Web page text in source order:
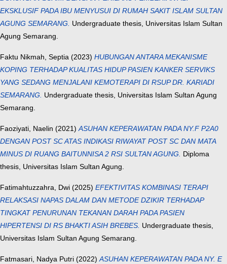
EKSKLUSIF PADA IBU MENYUSUI DI RUMAH SAKIT ISLAM SULTAN
AGUNG SEMARANG. Undergraduate thesis, Universitas Islam Sultan
Agung Semarang.
Faktu Nikmah, Septia (2023) HUBUNGAN ANTARA MEKANISME
KOPING TERHADAP KUALITAS HIDUP PASIEN KANKER SERVIKS
YANG SEDANG MENJALANI KEMOTERAPI DI RSUP DR. KARIADI
SEMARANG. Undergraduate thesis, Universitas Islam Sultan Agung
Semarang.
Faoziyati, Naelin (2021)ASUHAN KEPERAWATAN PADA NY.F P2A0
DENGAN POST SC ATAS INDIKASI RIWAYAT POST SC DAN MATA
MINUS DI RUANG BAITUNNISA 2 RSI SULTAN AGUNG. Diploma
thesis, Universitas Islam Sultan Agung.
Fatimahtuzzahra, Dwi (2025) EFEKTIVITAS KOMBINASI TERAPI
RELAKSASI NAPAS DALAM DAN METODE DZIKIR TERHADAP
TINGKAT PENURUNAN TEKANAN DARAH PADA PASIEN
HIPERTENSI DI RS BHAKTI ASIH BREBES. Undergraduate thesis,
Universitas Islam Sultan Agung Semarang.
Fatmasari, Nadya Putri (2022)ASUHAN KEPERAWATAN PADA NY. E